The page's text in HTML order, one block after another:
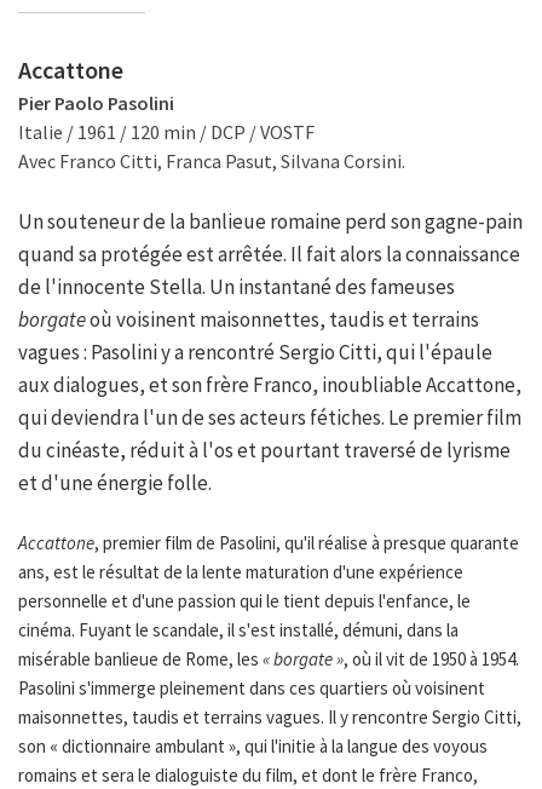
Accattone
Pier Paolo Pasolini
Italie / 1961 / 120 min / DCP / VOSTF
Avec Franco Citti, Franca Pasut, Silvana Corsini.
Un souteneur de la banlieue romaine perd son gagne-pain
quand sa protégée est arrêtée. Il fait alors la connaissance
de l'innocente Stella. Un instantané des fameuses
borgateoù voisinent maisonnettes, taudis et terrains
vagues : Pasolini y a rencontré Sergio Citti, qui l'épaule
aux dialogues, et son frère Franco, inoubliable Accattone,
qui deviendra l'un de ses acteurs fétiches. Le premier film
du cinéaste, réduit à l'os et pourtant traversé de lyrisme
et d'une énergie folle.
Accattone, premier film de Pasolini, qu'il réalise à presque quarante
ans, est le résultat de la lente maturation d'une expérience
personnelle et d'une passion qui le tient depuis l'enfance, le
cinéma. Fuyant le scandale, il s'est installé, démuni, dans la
misérable banlieue de Rome, les « borgate », où il vit de 1950 à 1954.
Pasolini s'immerge pleinement dans ces quartiers où voisinent
maisonnettes, taudis et terrains vagues. Il y rencontre Sergio Citti,
son « dictionnaire ambulant », qui l'initie à la langue des voyous
romains et sera le dialoguiste du film, et dont le frère Franco,